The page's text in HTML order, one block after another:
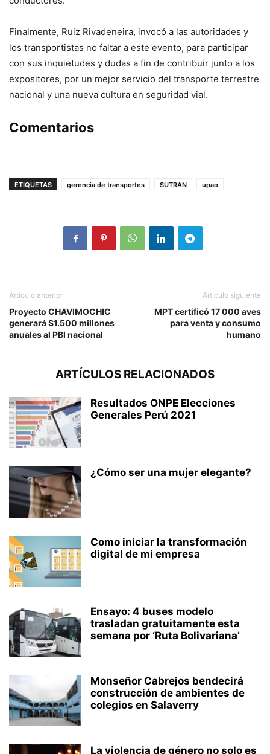
Finalmente, Ruiz Rivadeneira, invocó a las autoridades y
los transportistas no faltar a este evento, para participar
con sus inquietudes y dudas a fin de contribuir junto a los
expositores, por un mejor servicio del transporte terrestre
nacional y una nueva cultura en seguridad vial.
Comentarios
ETIQUETAS gerencia de transportes SUTRAN upao
Artículo anterior
Proyecto CHAVIMOCHIC
generará $1.500 millones
anuales al PBI nacional
Artículo siguiente
MPT certificó 17 000 aves
para venta y consumo
humano
ARTÍCULOS RELACIONADOS
Resultados ONPE Elecciones
Generales Perú 2021
¿Cómo ser una mujer elegante?
Como iniciar la transformación
digital de mi empresa
Ensayo: 4 buses modelo
trasladan gratuitamente esta
semana por ‘Ruta Bolivariana’
Monseñor Cabrejos bendecirá
construcción de ambientes de
colegios en Salaverry
La violencia de género no solo es